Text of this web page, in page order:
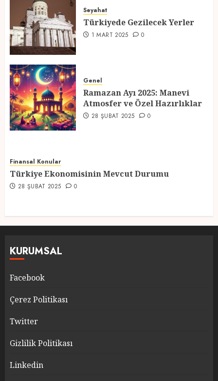
4
1 MART 2025
5
Atmosfer ve Özel Hazırlıklar
28 ŞUBAT 2025 0
Seyahat
Türkiyede Gezilecek Yerler
1 MART 2025 0
Genel
Ramazan Ayı 2025: Manevi
Atmosfer ve Özel Hazırlıklar
28 ŞUBAT 2025 0
Finansal Konular
Türkiye Ekonomisinin Mevcut Durumu
28 ŞUBAT 2025 0
KURUMSAL
Facebook
Çerez Politikası
Twitter
Gizlilik Politikası
Linkedin